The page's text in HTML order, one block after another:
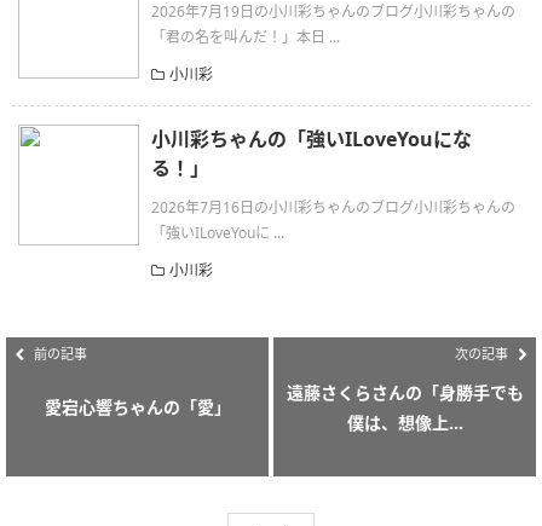
2026年7月19日の小川彩ちゃんのブログ小川彩ちゃんの
「君の名を叫んだ！」本日 ...
小川彩
小川彩ちゃんの「強いILoveYouにな
る！」
2026年7月16日の小川彩ちゃんのブログ小川彩ちゃんの
「強いILoveYouに ...
小川彩
前の記事
愛宕心響ちゃんの「愛」
次の記事
遠藤さくらさんの「身勝手でも
僕は、想像上...